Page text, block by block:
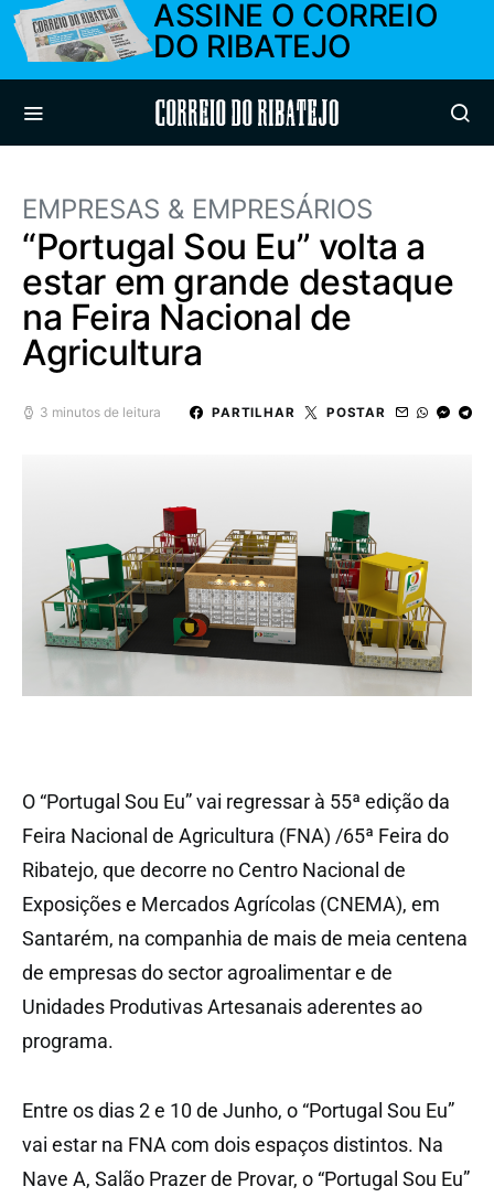
ASSINE O CORREIO
DO RIBATEJO
Correio do Ribatejo
EMPRESAS & EMPRESÁRIOS
“Portugal Sou Eu” volta a
estar em grande destaque
na Feira Nacional de
Agricultura
3 minutos de leitura PARTILHAR POSTAR
O “Portugal Sou Eu” vai regressar à 55ª edição da
Feira Nacional de Agricultura (FNA) /65ª Feira do
Ribatejo, que decorre no Centro Nacional de
Exposições e Mercados Agrícolas (CNEMA), em
Santarém, na companhia de mais de meia centena
de empresas do sector agroalimentar e de
Unidades Produtivas Artesanais aderentes ao
programa.
Entre os dias 2 e 10 de Junho, o “Portugal Sou Eu”
vai estar na FNA com dois espaços distintos. Na
Nave A, Salão Prazer de Provar, o “Portugal Sou Eu”